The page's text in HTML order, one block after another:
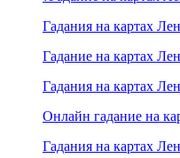
Гадания на картах
Гадание на картах
Гадания на картах
Онлайн гадание на
Гадания на картах